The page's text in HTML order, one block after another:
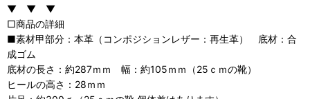
▼ ▼ ▼
□商品の詳細
■素材甲部分：本革（コンポジションレザー：再生革） 底材：合
成ゴム
底材の長さ：約287ｍｍ 幅：約105ｍｍ（25ｃｍの靴）
ヒールの高さ：28ｍｍ